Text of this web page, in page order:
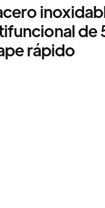
de
rápido